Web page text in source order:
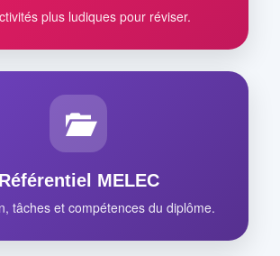
plus ludiques pour réviser.
Référentiel MELEC
tâches et compétences du diplôme.